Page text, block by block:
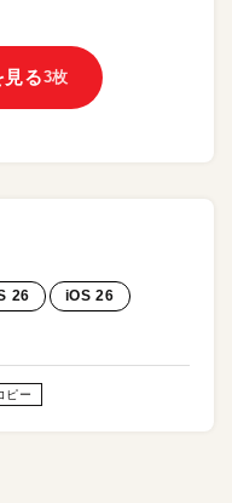
見る3枚
26 iOS 26
ピー